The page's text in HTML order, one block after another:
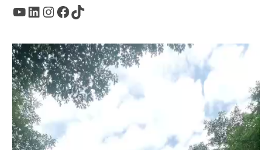
Youtube
LinkedIn
Instagram
Facebook
TikTok
Trình
chơi
Video